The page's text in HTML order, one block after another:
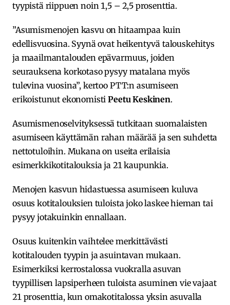
tyypistä riippuen noin 1,5 – 2,5 prosenttia.
”Asumismenojen kasvu on hitaampaa kuin
edellisvuosina. Syynä ovat heikentyvä talouskehitys
ja maailmantalouden epävarmuus, joiden
seurauksena korkotaso pysyy matalana myös
tulevina vuosina”, kertoo PTT:n asumiseen
erikoistunut ekonomistiPeetu Keskinen.
Asumismenoselvityksessä tutkitaan suomalaisten
asumiseen käyttämän rahan määrää ja sen suhdetta
nettotuloihin. Mukana on useita erilaisia
esimerkkikotitalouksia ja 21 kaupunkia.
Menojen kasvun hidastuessa asumiseen kuluva
osuus kotitalouksien tuloista joko laskee hieman tai
pysyy jotakuinkin ennallaan.
Osuus kuitenkin vaihtelee merkittävästi
kotitalouden tyypin ja asuintavan mukaan.
Esimerkiksi kerrostalossa vuokralla asuvan
tyypillisen lapsiperheen tuloista asuminen vie vajaat
21 prosenttia, kun omakotitalossa yksin asuvalla